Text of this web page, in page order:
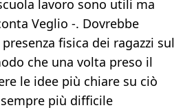
lavoro sono utili ma
Veglio -. Dovrebbe
fisica dei ragazzi sul
che una volta preso il
le idee più chiare su ciò
più difficile